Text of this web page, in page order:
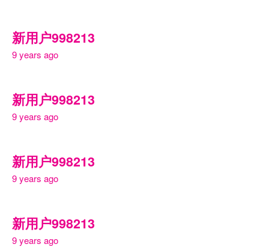
新用户998213
9 years ago
新用户998213
9 years ago
新用户998213
9 years ago
新用户998213
9 years ago